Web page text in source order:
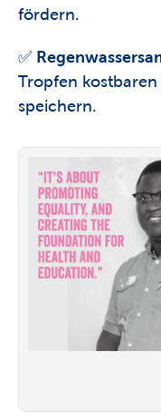
fördern.
✅
Tropfen
speichern.